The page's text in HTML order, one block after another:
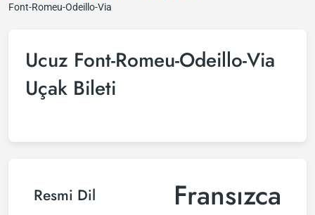
Font-Romeu-Odeillo-Via
Ucuz Font-Romeu-Odeillo-Via
Uçak Bileti
Resmi Dil Fransızca